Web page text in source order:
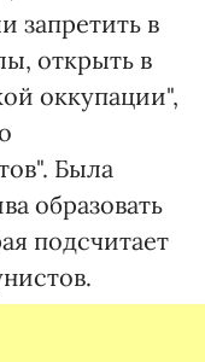
запретить в
открыть в
оккупации",
Была
образовать
подсчитает